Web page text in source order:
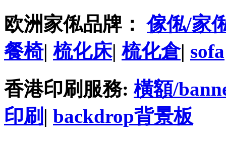
欧洲家俬品牌： 傢俬/家
餐椅|梳化床|梳化倉| sofa
香港印刷服務: 橫額/
印刷 | backdrop背景板